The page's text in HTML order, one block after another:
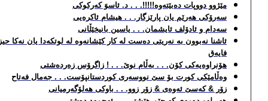
مێژوو دووپات ده‌بێته‌وه‌!!!!!. . . د. ئاسوَ كه‌ركوكی
سه‌رۆكی هه‌رێم یان پارێزگار. . . هیشام ئاكره‌یی
سه‌دام و ئادۆلف ئایشمان. . . یاسین بانیخێڵانی
ئاشنا نه‌بوون به‌ نه‌ریتی ده‌ست له‌ كار كێشانه‌وه‌ له‌ لوتكه‌دا یان
فایه‌ق
هۆنراوه‌یه‌كی كۆن. . . به‌ڵام نوێ. . . ! زاگرۆس زه‌رده‌شتی
وه‌ڵامێكی كورت بۆ سێ نووسه‌ری كوردستانپۆست. . . جه‌مال فه‌تاح
زۆر & كه‌سێ ئه‌وه‌ی & زۆر زوو. . . باوكی هه‌لۆگه‌رمیانی